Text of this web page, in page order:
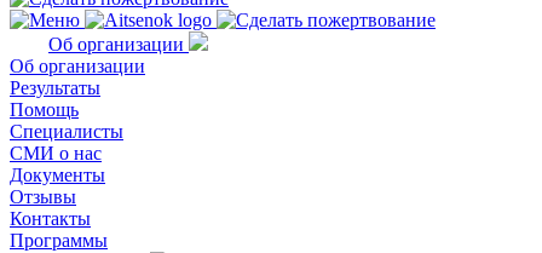
Об организации
Об организации
Результаты
Помощь
Специалисты
СМИ о нас
Документы
Отзывы
Контакты
Программы